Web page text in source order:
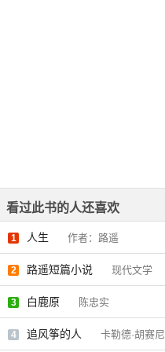
看过此书的人还喜欢
1 人生 作者：路遥
2 路遥短篇小说 现代文学
3 白鹿原 陈忠实
4 追风筝的人 卡勒德·胡赛尼